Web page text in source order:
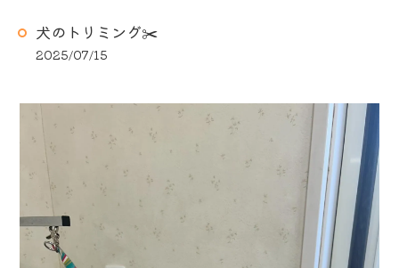
犬のトリミング✂️
2025/07/15